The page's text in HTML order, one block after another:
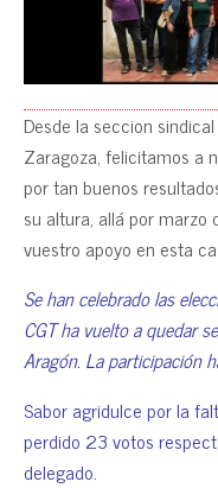
Desde la seccion
Zaragoza, felicitamos a
por tan buenos
su altura, allá por
vuestro apoyo en esta
Se han celebrado las
CGT ha vuelto a quedar
Aragón. La participación
Sabor agridulce por la
perdido 23 votos
delegado.